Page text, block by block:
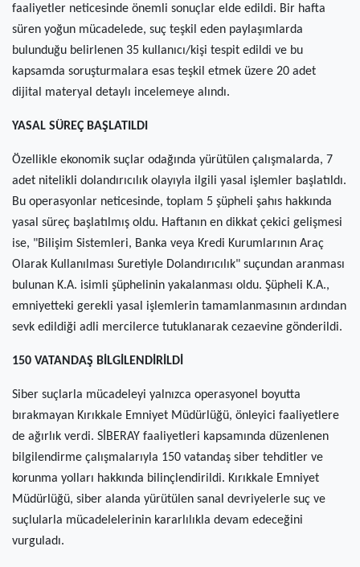
faaliyetler neticesinde önemli sonuçlar elde edildi. Bir hafta
süren yoğun mücadelede, suç teşkil eden paylaşımlarda
bulunduğu belirlenen 35 kullanıcı/kişi tespit edildi ve bu
kapsamda soruşturmalara esas teşkil etmek üzere 20 adet
dijital materyal detaylı incelemeye alındı.
YASAL SÜREÇ BAŞLATILDI
Özellikle ekonomik suçlar odağında yürütülen çalışmalarda, 7
adet nitelikli dolandırıcılık olayıyla ilgili yasal işlemler başlatıldı.
Bu operasyonlar neticesinde, toplam 5 şüpheli şahıs hakkında
yasal süreç başlatılmış oldu. Haftanın en dikkat çekici gelişmesi
ise, "Bilişim Sistemleri, Banka veya Kredi Kurumlarının Araç
Olarak Kullanılması Suretiyle Dolandırıcılık" suçundan aranması
bulunan K.A. isimli şüphelinin yakalanması oldu. Şüpheli K.A.,
emniyetteki gerekli yasal işlemlerin tamamlanmasının ardından
sevk edildiği adli mercilerce tutuklanarak cezaevine gönderildi.
150 VATANDAŞ BİLGİLENDİRİLDİ
Siber suçlarla mücadeleyi yalnızca operasyonel boyutta
bırakmayan Kırıkkale Emniyet Müdürlüğü, önleyici faaliyetlere
de ağırlık verdi. SİBERAY faaliyetleri kapsamında düzenlenen
bilgilendirme çalışmalarıyla 150 vatandaş siber tehditler ve
korunma yolları hakkında bilinçlendirildi. Kırıkkale Emniyet
Müdürlüğü, siber alanda yürütülen sanal devriyelerle suç ve
suçlularla mücadelelerinin kararlılıkla devam edeceğini
vurguladı.